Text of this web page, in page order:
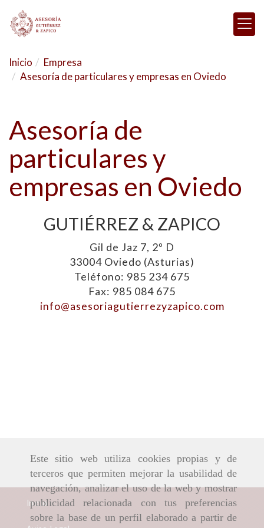
Este sitio web utiliza cookies propias y de
terceros que permiten mejorar la usabilidad de
navegación, analizar el uso de la web y mostrar
publicidad relacionada con tus preferencias
sobre la base de un perfil elaborado a partir de
Inicio
Empresa
Asesoría de particulares y empresas en Oviedo
Asesoría de
particulares y
empresas en Oviedo
GUTIÉRREZ & ZAPICO
Gil de Jaz 7, 2º D
33004 Oviedo (Asturias)
Teléfono: 985 234 675
Fax: 985 084 675
info
asesoriagutierrezyzapico.com
Inicio